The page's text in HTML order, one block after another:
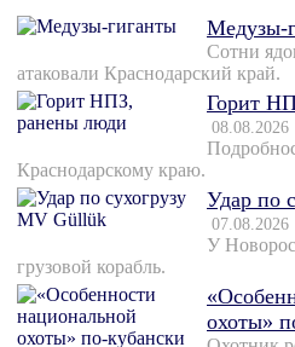
Медузы-
Сотни
атаковали Краснодарский край.
Горит
08.08.2026
Краснодарскому краю.
Удар по
07.08.2026
У
грузовой корабль.
охоты»